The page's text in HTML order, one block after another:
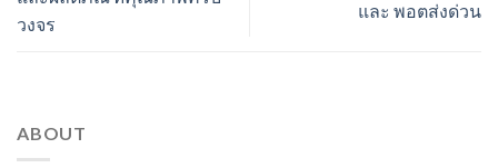
วงจร
และ พอตส่งด่วน
ABOUT